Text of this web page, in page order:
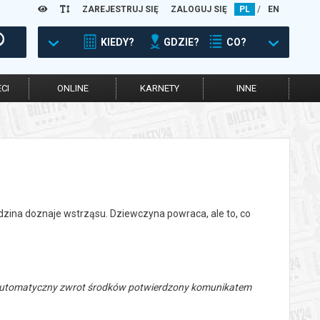
ZAREJESTRUJ SIĘ ZALOGUJ SIĘ PL / EN
KIEDY? GDZIE? CO?
ONLINE KARNETY INNE
doznaje wstrząsu. Dziewczyna powraca, ale to, co
zwrot środków potwierdzony komunikatem